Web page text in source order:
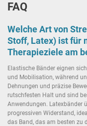
FAQ
Welche Art von
Stoff, Latex) ist für
Therapieziele am
Elastische Bänder eignen
und Mobilisation, während
Dehnungen und präzise
rutschfesten Halt und sind
Anwendungen. Latexbänder
progressiven Widerstand,
das Band, das am besten zu